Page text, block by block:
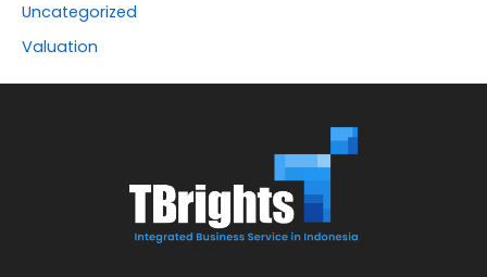
Uncategorized
Valuation